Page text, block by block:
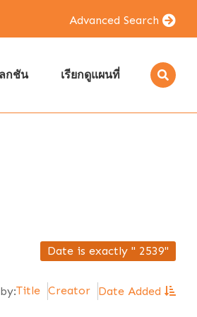
Advanced Search
กชัน เรียกดูแผนที่
Date is exactly " 2539"
Title Creator Date Added